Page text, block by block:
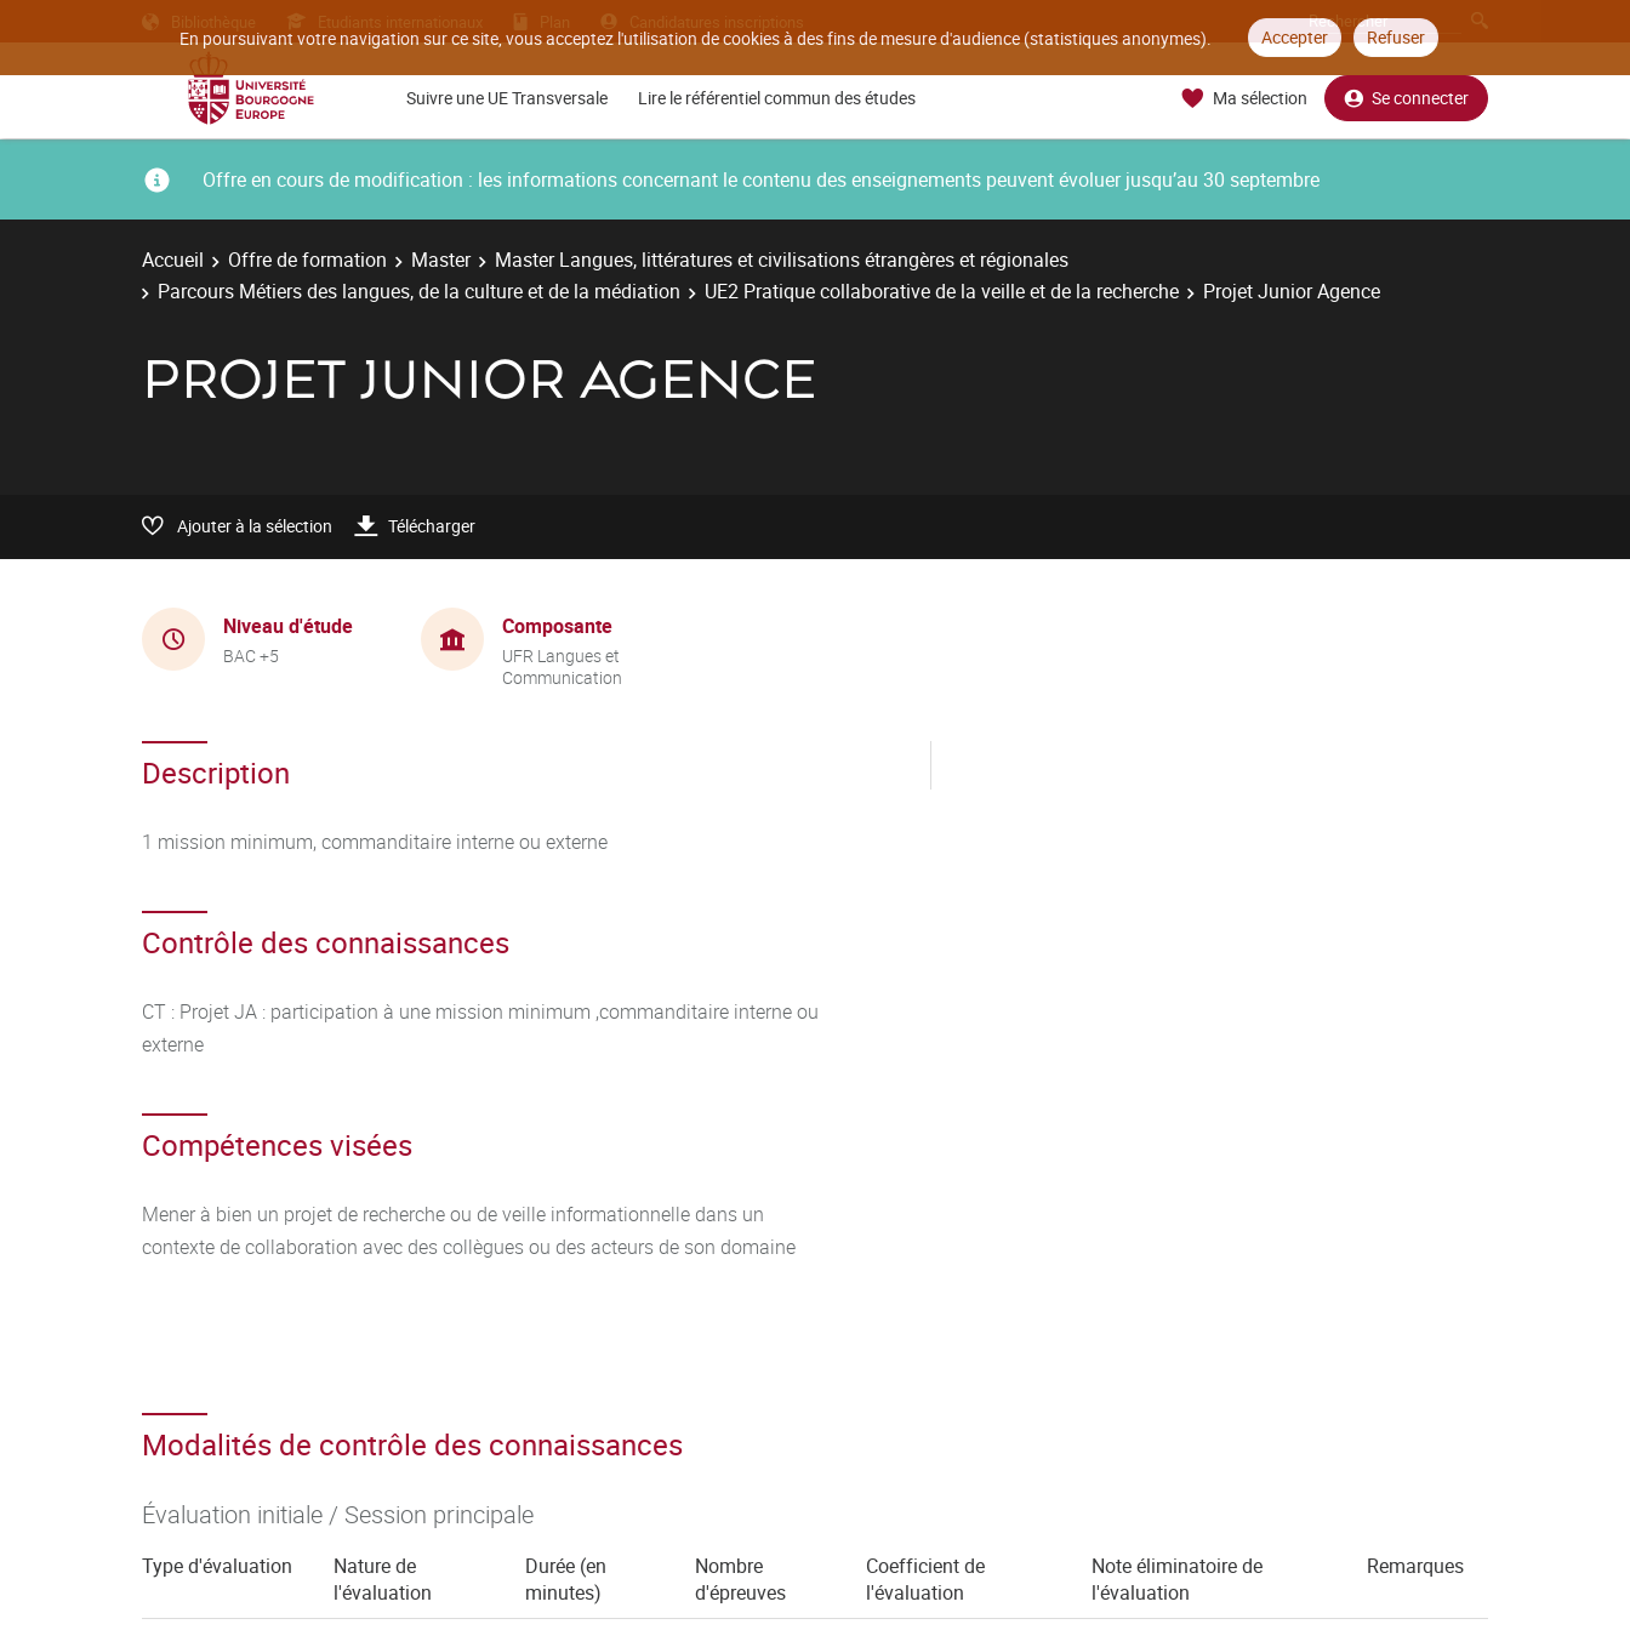
En poursuivant votre navigation sur ce site, vous acceptez l'utilisation de cookies à des fins de mesure d'audience (statistiques anonymes). Accepter Refuser
Bibliothèque Etudiants internationaux Plan Candidatures inscriptions
Suivre une UE Transversale Lire le référentiel commun des études Ma sélection Se connecter
Offre en cours de modification : les informations concernant le contenu des enseignements peuvent évoluer jusqu’au 30 septembre
Accueil Offre de formation Master
Master Langues, littératures et civilisations étrangères et régionales
Parcours Métiers des langues, de la culture et de la médiation
UE2 Pratique collaborative de la veille et de la recherche Projet Junior Agence
PROJET JUNIOR AGENCE
Ajouter à la sélection Télécharger
Niveau d'étude
BAC +5
Composante
UFR Langues et
Communication
Description
1 mission minimum, commanditaire interne ou externe
Contrôle des connaissances
CT : Projet JA : participation à une mission minimum ,commanditaire interne ou
externe
Compétences visées
Mener à bien un projet de recherche ou de veille informationnelle dans un
contexte de collaboration avec des collègues ou des acteurs de son domaine
Modalités de contrôle des connaissances
Évaluation initiale / Session principale
Type d'évaluation
Nature de
l'évaluation
Durée (en
minutes)
Nombre
d'épreuves
Coefficient de
l'évaluation
Note éliminatoire de
l'évaluation
Remarques